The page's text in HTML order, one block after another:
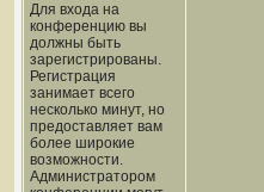
Для входа на
конференцию вы
должны быть
зарегистрированы.
Регистрация
занимает всего
несколько минут, но
предоставляет вам
более широкие
возможности.
Администратором